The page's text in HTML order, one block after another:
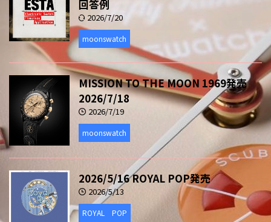
回答例
2026/7/20
moonswatch
MISSION TO THE MOON 1969発売
2026/7/18
2026/7/19
moonswatch
2026/5/16 ROYAL POP発売
2026/5/13
ROYAL POP